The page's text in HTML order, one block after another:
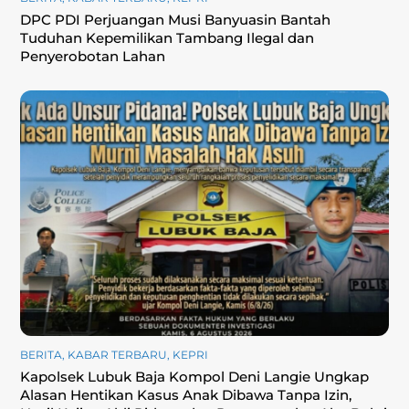
DPC PDI Perjuangan Musi Banyuasin Bantah
Tuduhan Kepemilikan Tambang Ilegal dan
Penyerobotan Lahan
BERITA, KABAR TERBARU, KEPRI
Kapolsek Lubuk Baja Kompol Deni Langie Ungkap
Alasan Hentikan Kasus Anak Dibawa Tanpa Izin,